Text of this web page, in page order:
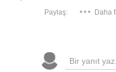
Paylaş: Daha